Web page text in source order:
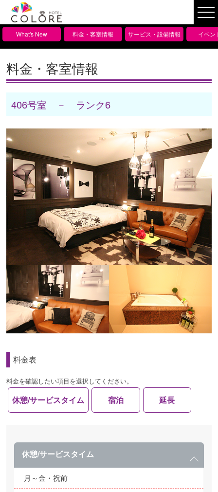
What's New 料金・客室情報 サービス・設備情報 イベン
料金・客室情報
406号室 － ランク6
料金表
料金を確認したい項目を選択してください。
休憩/サービスタイム 宿泊 延長
休憩/サービスタイム
月～金・祝前